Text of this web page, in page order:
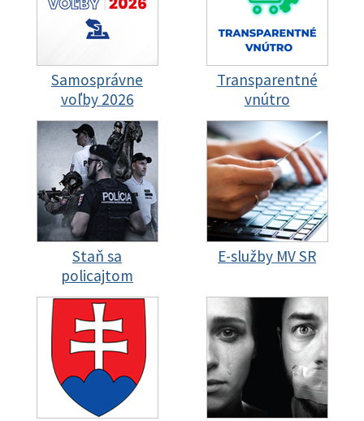
Samosprávne
voľby 2026
Transparentné
vnútro
Staň sa
policajtom
E-služby MV SR